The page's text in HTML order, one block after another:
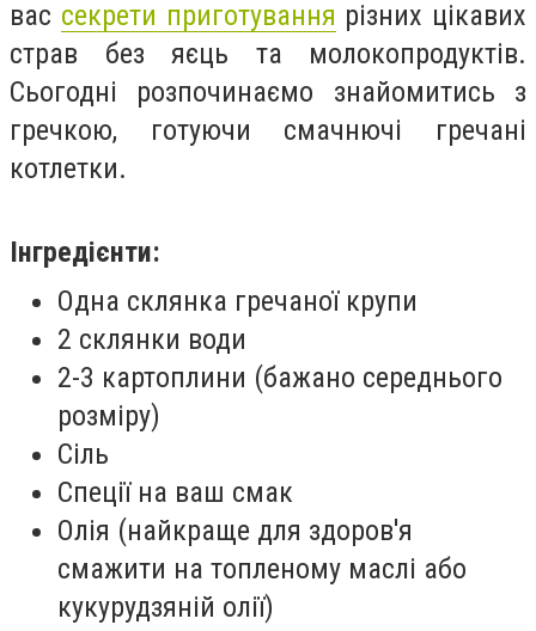
вас секрети приготування різних цікавих
страв без яєць та молокопродуктів.
Сьогодні розпочинаємо знайомитись з
гречкою, готуючи смачнючі гречані
котлетки.
Інгредієнти:
Одна склянка гречаної крупи
2 склянки води
2-3 картоплини (бажано середнього
розміру)
Сіль
Спеції на ваш смак
Олія (найкраще для здоров'я
смажити на топленому маслі або
кукурудзяній олії)